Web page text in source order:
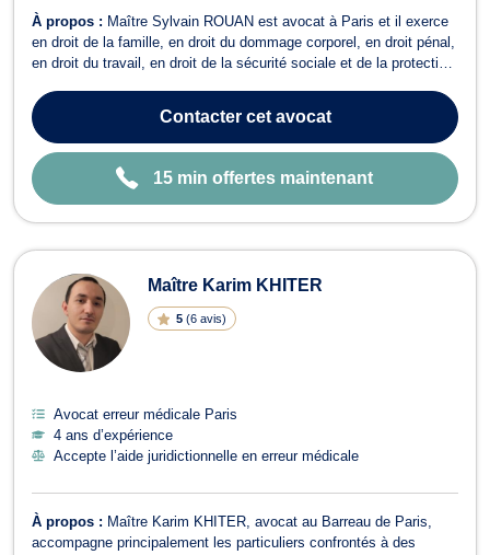
À propos : Maître Sylvain ROUAN est avocat à Paris et il exerce
en droit de la famille, en droit du dommage corporel, en droit pénal,
en droit du travail, en droit de la sécurité sociale et de la protection
famille, notamment pour tout ce qui relève du domaine du divorce,
de ...
Contactercet avocat
15 min offertes maintenant
Maître Karim KHITER
5 (6 avis)
Avocat erreur médicale Paris
4 ans d’expérience
Accepte l’aide juridictionnelle en erreur médicale
À propos : Maître Karim KHITER, avocat au Barreau de Paris,
accompagne principalement les particuliers confrontés à des